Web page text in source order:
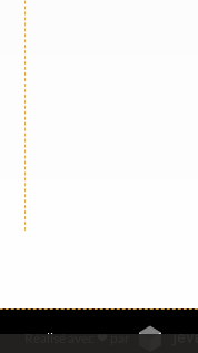
Réalisé avec ❤ par